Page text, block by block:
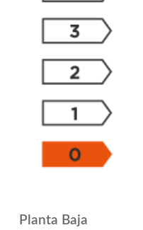
Planta Baja